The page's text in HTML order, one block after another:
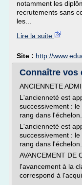
notamment les
recrutements sans
les...
Lire la suite
Site : http://
Connaître vos
ANCIENNETE
L'ancienneté est
successivement :
rang dans l'échelon.
L'ancienneté est
successivement :
rang dans l'échelon.
AVANCEMENT DE
l'avancement à la
correspond à